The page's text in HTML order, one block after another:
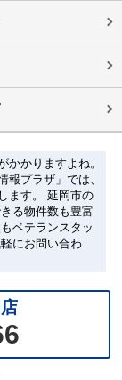
かかりますよね。
報プラザ」では、
ます。 延岡市の
る物件数も豊富
ベテランスタッ
にお問い合わ